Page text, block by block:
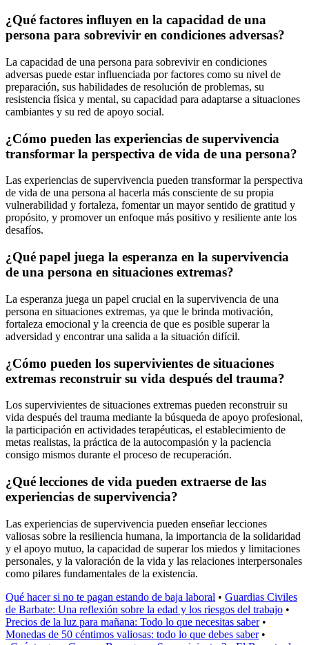
¿Qué factores influyen en la capacidad de una
persona para sobrevivir en condiciones adversas?
La capacidad de una persona para sobrevivir en condiciones
adversas puede estar influenciada por factores como su nivel de
preparación, sus habilidades de resolución de problemas, su
resistencia física y mental, su capacidad para adaptarse a situaciones
cambiantes y su red de apoyo social.
¿Cómo pueden las experiencias de supervivencia
transformar la perspectiva de vida de una persona?
Las experiencias de supervivencia pueden transformar la perspectiva
de vida de una persona al hacerla más consciente de su propia
vulnerabilidad y fortaleza, fomentar un mayor sentido de gratitud y
propósito, y promover un enfoque más positivo y resiliente ante los
desafíos.
¿Qué papel juega la esperanza en la supervivencia
de una persona en situaciones extremas?
La esperanza juega un papel crucial en la supervivencia de una
persona en situaciones extremas, ya que le brinda motivación,
fortaleza emocional y la creencia de que es posible superar la
adversidad y encontrar una salida a la situación difícil.
¿Cómo pueden los supervivientes de situaciones
extremas reconstruir su vida después del trauma?
Los supervivientes de situaciones extremas pueden reconstruir su
vida después del trauma mediante la búsqueda de apoyo profesional,
la participación en actividades terapéuticas, el establecimiento de
metas realistas, la práctica de la autocompasión y la paciencia
consigo mismos durante el proceso de recuperación.
¿Qué lecciones de vida pueden extraerse de las
experiencias de supervivencia?
Las experiencias de supervivencia pueden enseñar lecciones
valiosas sobre la resiliencia humana, la importancia de la solidaridad
y el apoyo mutuo, la capacidad de superar los miedos y limitaciones
personales, y la valoración de la vida y las relaciones interpersonales
como pilares fundamentales de la existencia.
Qué hacer si no te pagan estando de baja laboral • Guardias Civiles
de Barbate: Una reflexión sobre la edad y los riesgos del trabajo •
Precios de la luz para mañana: Todo lo que necesitas saber•
Monedas de 50 céntimos valiosas: todo lo que debes saber•